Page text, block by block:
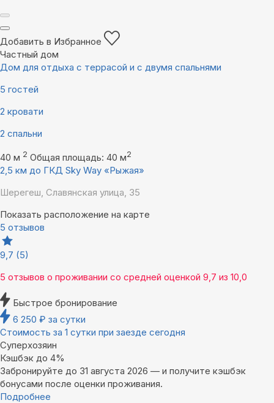
Добавить в Избранное
Частный дом
Дом для отдыха с террасой и с двумя спальнями
5 гостей
2 кровати
2 спальни
40 м 2 Общая площадь: 40 м2
2,5 км до ГКД Sky Way «Рыжая»
Шерегеш, Славянская улица, 35
Показать расположение на карте
5 отзывов
9,7 (5)
5 отзывов о проживании со средней оценкой 9,7 из 10,0
Быстрое бронирование
6 250 ₽ за сутки
Стоимость за 1 сутки при заезде сегодня
Суперхозяин
Кэшбэк до 4%
Забронируйте до 31 августа 2026 — и получите кэшбэк
бонусами после оценки проживания.
Подробнее